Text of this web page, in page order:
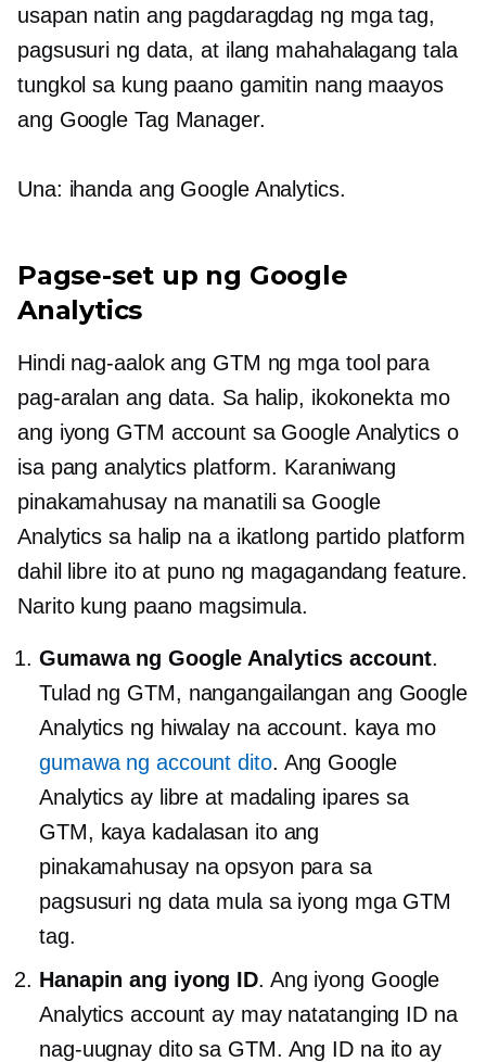
usapan natin ang pagdaragdag ng mga tag,
pagsusuri ng data, at ilang mahahalagang tala
tungkol sa kung paano gamitin nang maayos
ang Google Tag Manager.
Una: ihanda ang Google Analytics.
Pagse-set up ng Google
Analytics
Hindi nag-aalok ang GTM ng mga tool para
pag-aralan ang data. Sa halip, ikokonekta mo
ang iyong GTM account sa Google Analytics o
isa pang analytics platform. Karaniwang
pinakamahusay na manatili sa Google
Analytics sa halip na a ikatlong partido platform
dahil libre ito at puno ng magagandang feature.
Narito kung paano magsimula.
Gumawa ng Google Analytics account.
Tulad ng GTM, nangangailangan ang Google
Analytics ng hiwalay na account. kaya mo
gumawa ng account dito. Ang Google
Analytics ay libre at madaling ipares sa
GTM, kaya kadalasan ito ang
pinakamahusay na opsyon para sa
pagsusuri ng data mula sa iyong mga GTM
tag.
Hanapin ang iyong ID. Ang iyong Google
Analytics account ay may natatanging ID na
nag-uugnay dito sa GTM. Ang ID na ito ay